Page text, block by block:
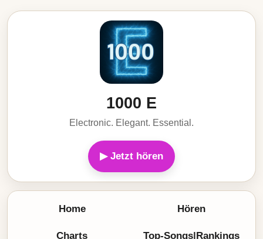
1000 E
Electronic. Elegant. Essential.
▶ Jetzt hören
Home Hören
Charts Top-Songs|Rankings